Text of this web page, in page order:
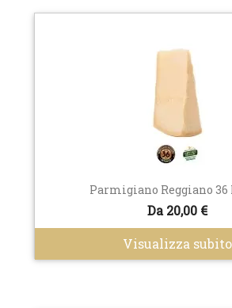
Parmigiano Reggiano 36
Da 20,00 €
Visualizza subito